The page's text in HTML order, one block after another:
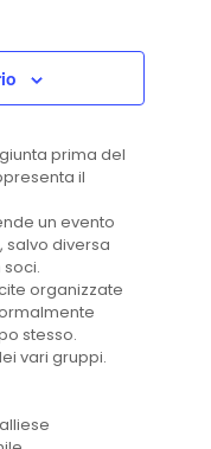
prima del
il
un evento
salvo diversa
organizzate
stesso.
vari gruppi.